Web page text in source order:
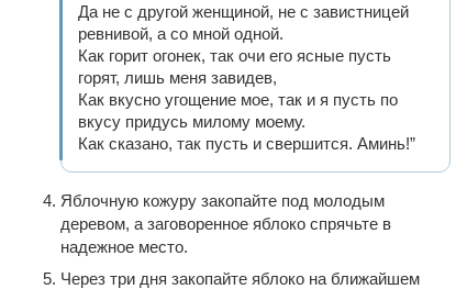
Да не с другой женщиной, не с завистницей
ревнивой, а со мной одной.
Как горит огонек, так очи его ясные пусть
горят, лишь меня завидев,
Как вкусно угощение мое, так и я пусть по
вкусу придусь милому моему.
Как сказано, так пусть и свершится. Аминь!”
Яблочную кожуру закопайте под молодым
деревом, а заговоренное яблоко спрячьте в
надежное место.
Через три дня закопайте яблоко на ближайшем